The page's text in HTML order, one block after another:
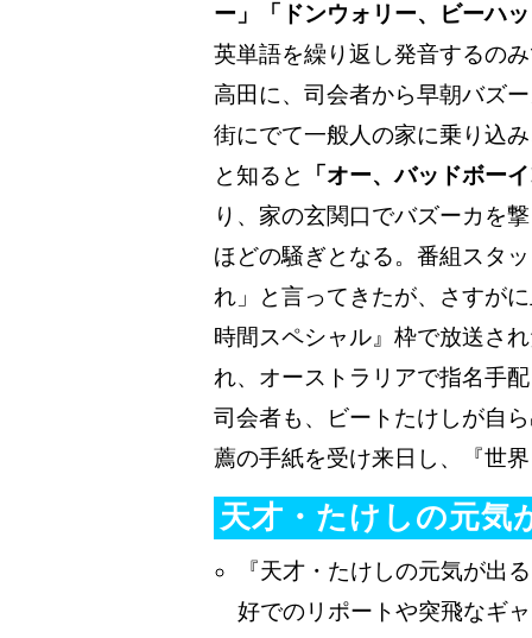
ー」「ドンウォリー、ビーハ
英単語を繰り返し発音するの
高田に、司会者から早朝バズ
街にでて一般人の家に乗り込
と知ると
「オー、バッドボー
り、家の玄関口でバズーカを
ほどの騒ぎとなる。番組スタ
れ」と言ってきたが、さすが
時間スペシャル』枠で放送さ
れ、オーストラリアで指名手
司会者も、ビートたけしが自
薦の手紙を受け来日し、『世
天才・たけしの元気
『天才・たけしの元気が出
好でのリポートや突飛なギ